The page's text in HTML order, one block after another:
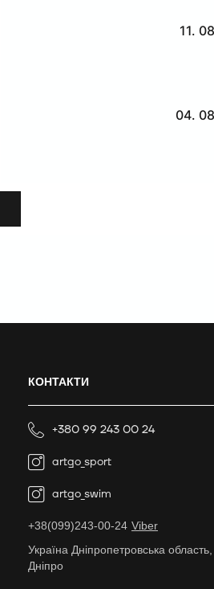
11.
04.
КОНТАКТИ
+380 99 243 00 24
artgo_sport
artgo_swim
+38(099)243-00-24 Viber
Україна Дніпропетровська область,
Дніпро